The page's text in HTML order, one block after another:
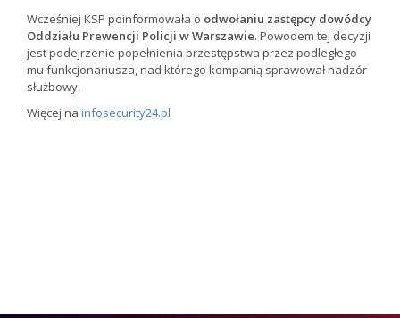
Wcześniej KSP poinformowała o odwołaniu zastępcy dowódcy
Oddziału Prewencji Policji w Warszawie. Powodem tej decyzji
jest podejrzenie popełnienia przestępstwa przez podległego
mu funkcjonariusza, nad którego kompanią sprawował nadzór
służbowy.
Więcej na infosecurity24.pl